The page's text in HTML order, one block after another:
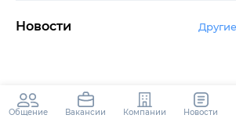
Новости
Общение Вакансии Компании Новости